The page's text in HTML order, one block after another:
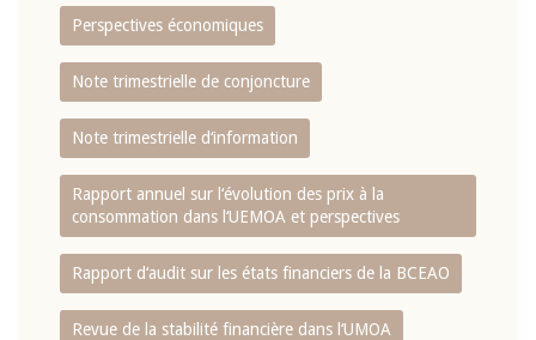
Perspectives économiques
Note trimestrielle de conjoncture
Note trimestrielle d‘information
Rapport annuel sur l‘évolution des prix à la
consommation dans l‘UEMOA et perspectives
Rapport d‘audit sur les états financiers de la BCEAO
Revue de la stabilité financière dans l‘UMOA